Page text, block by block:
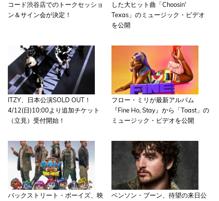
コード渋谷店でのトークセッショ
ン＆サイン会が決定！
した大ヒット曲「Choosin'
Texas」のミュージック・ビデオ
を公開
ITZY、日本公演SOLD OUT！
4/12(日)10:00より追加チケット
（立見）受付開始！
フロー・ミリが最新アルバム
『Fine Ho, Stay』から「Toast」の
ミュージック・ビデオを公開
バックストリート・ボーイズ、映
ベンソン・ブーン、待望の来日公